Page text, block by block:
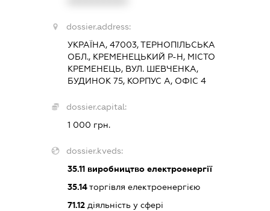
dossier.address:
УКРАЇНА, 47003, ТЕРНОПІЛЬСЬКА
ОБЛ., КРЕМЕНЕЦЬКИЙ Р-Н, МІСТО
КРЕМЕНЕЦЬ, ВУЛ. ШЕВЧЕНКА,
БУДИНОК 75, КОРПУС А, ОФІС 4
dossier.capital:
1 000 грн.
dossier.kveds:
35.11виробництво електроенергії
35.14торгівля електроенергією
71.12діяльність у сфері